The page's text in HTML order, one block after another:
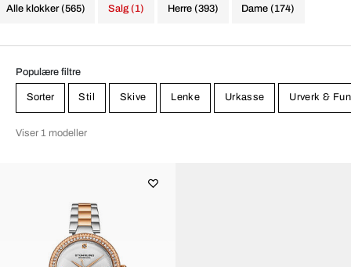
Alle klokker (565) Herre (393) Dame (174)
Salg (1)
Populære filtre
Sorter Stil Skive Lenke Urkasse Urverk &
Viser 1 modeller